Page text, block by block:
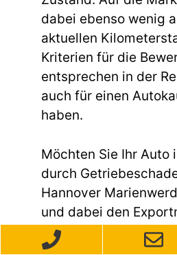
dabei ebenso wenig
aktuellen
Kriterien für die
entsprechen in der
auch für einen
haben.
Möchten Sie Ihr Auto
durch
Hannover
und dabei den
ansprechen? Wir sind
zuverlässige